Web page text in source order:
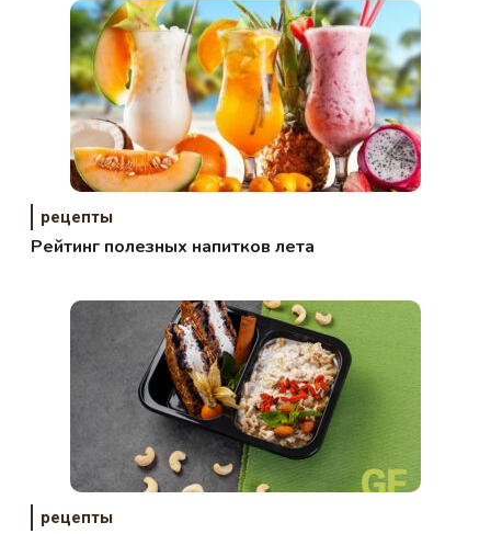
рецепты
Рейтинг полезных напитков лета
рецепты